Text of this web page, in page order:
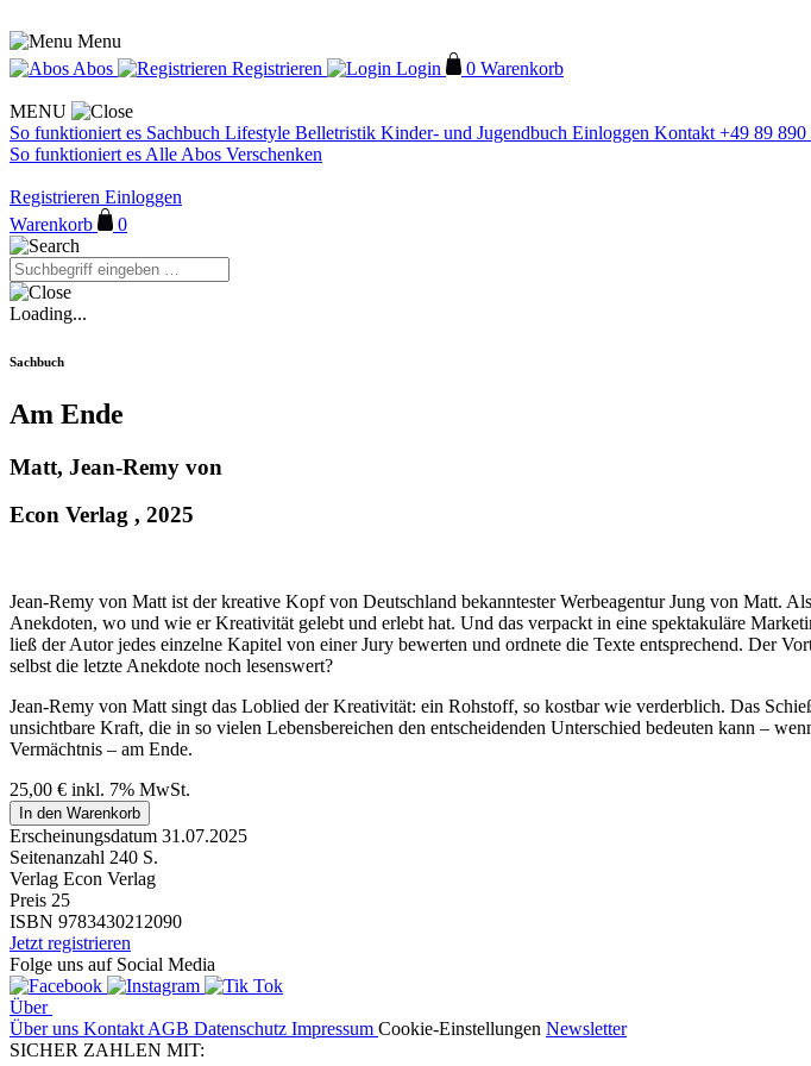
Menu
Abos
Registrieren Login 0 Warenkorb
MENU
So funktioniert es Sachbuch Lifestyle Belletristik Kinder- und Jugendbuch Einloggen Kontakt +49 89 890
So funktioniert es Alle Abos Verschenken
Registrieren Einloggen
Warenkorb
0
Loading...
Sachbuch
Am Ende
Matt, Jean-Remy von
Econ Verlag , 2025
Jean-Remy von Matt ist der kreative Kopf von Deutschland bekanntester Werbeagentur Jung von Matt.
Anekdoten, wo und wie er Kreativität gelebt und erlebt hat. Und das verpackt in eine spektakuläre
ließ der Autor jedes einzelne Kapitel von einer Jury bewerten und ordnete die Texte entsprechend. Der
selbst die letzte Anekdote noch lesenswert?
Jean-Remy von Matt singt das Loblied der Kreativität: ein Rohstoff, so kostbar wie verderblich. Das
unsichtbare Kraft, die in so vielen Lebensbereichen den entscheidenden Unterschied bedeuten kann –
Vermächtnis – am Ende.
25,00 € inkl. 7% MwSt.
In den Warenkorb
Erscheinungsdatum 31.07.2025
Seitenanzahl 240 S.
Verlag Econ Verlag
Preis 25
ISBN 9783430212090
Jetzt registrieren
Folge uns auf Social Media
Über
Über uns Kontakt AGB Datenschutz Impressum Cookie-Einstellungen Newsletter
SICHER ZAHLEN MIT: